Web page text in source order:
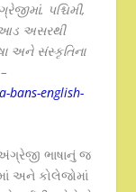
પશ્ચિમી,
આડ અસરથી
અને સંસ્કૃતિના
bans-english-
ભાષાનું જ
અને કોલેજોમાં